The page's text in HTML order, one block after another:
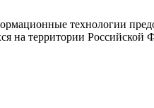
технологии
на территории Российской